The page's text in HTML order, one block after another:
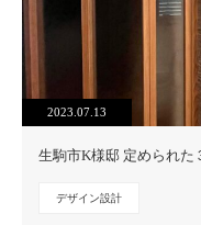
2023.07.13
生駒市K様邸 定められた
デザイン設計